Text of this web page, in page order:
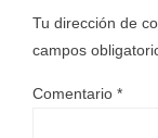
Tu dirección de
campos
Comentario *